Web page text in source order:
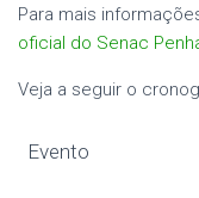
Para mais
oficial do Senac
Veja a seguir o
Evento